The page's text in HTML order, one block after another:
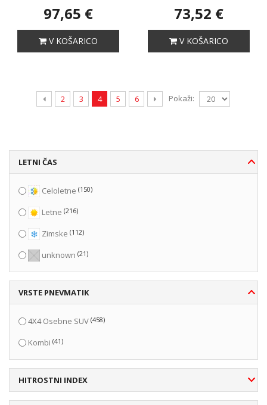
97,65 €
V KOŠARICO
73,52 €
V KOŠARICO
2 3 4 5 6 Pokaži:
LETNI ČAS
Celoletne (150)
Letne (216)
Zimske (112)
unknown (21)
VRSTE PNEVMATIK
4X4 Osebne SUV (458)
Kombi (41)
HITROSTNI INDEX